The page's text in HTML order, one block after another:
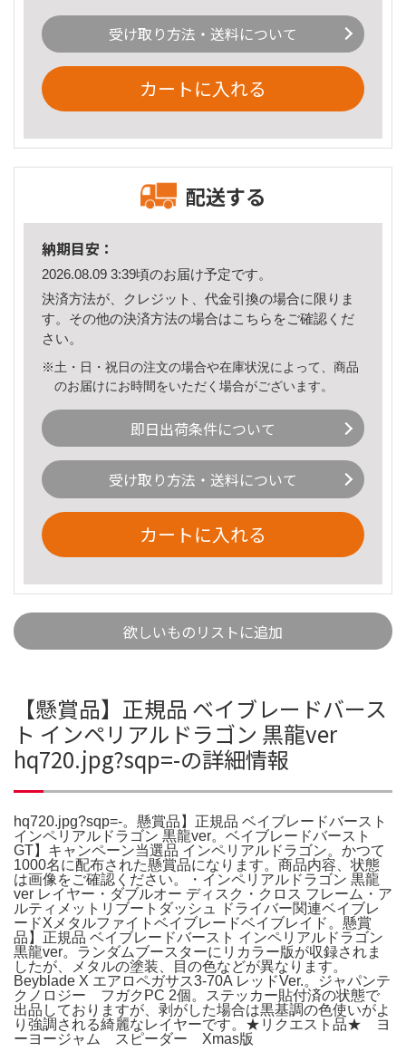
受け取り方法・送料について
カートに入れる
配送する
納期目安：
2026.08.09 3:39頃のお届け予定です。
決済方法が、クレジット、代金引換の場合に限りま
す。その他の決済方法の場合はこちら をご確認くだ
さい。
※土・日・祝日の注文の場合や在庫状況によって、商品
のお届けにお時間をいただく場合がございます。
即日出荷条件について
受け取り方法・送料について
カートに入れる
欲しいものリストに追加
【懸賞品】正規品 ベイブレードバース
ト インペリアルドラゴン 黒龍ver
hq720.jpg?sqp=-の詳細情報
hq720.jpg?sqp=-。懸賞品】正規品 ベイブレードバースト
インペリアルドラゴン 黒龍ver。ベイブレードバースト
GT】キャンペーン当選品 インペリアルドラゴン。かつて
1000名に配布された懸賞品になります。商品内容、状態
は画像をご確認ください。・インペリアルドラゴン 黒龍
ver レイヤー・ダブルオー ディスク・クロス フレーム・ア
ルティメットリブートダッシュ ドライバー関連ベイブレ
ードXメタルファイトベイブレードベイブレイド。懸賞
品】正規品 ベイブレードバースト インペリアルドラゴン
黒龍ver。ランダムブースターにリカラー版が収録されま
したが、メタルの塗装、目の色などが異なります。
Beyblade X エアロペガサス3-70A レッドVer.。ジャパンテ
クノロジー フガクPC 2個。ステッカー貼付済の状態で
出品しておりますが、剥がした場合は黒基調の色使いがよ
り強調される綺麗なレイヤーです。★リクエスト品★ ヨ
ーヨージャム スピーダー Xmas版